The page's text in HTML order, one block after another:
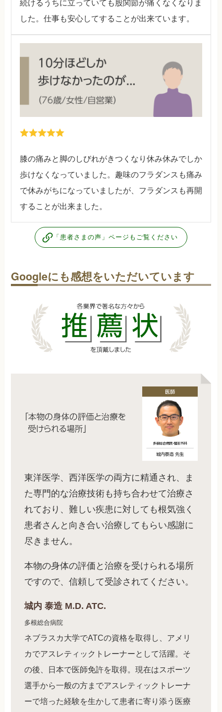
続けるうちに立っていても股関節が痛くなくなりま
した。仕事も安心してすることが出来ています。
膝の痛みと脚のしびれがきつくなり休み休みでしか
歩けなくなっていました。趣味のフラダンスも痛み
で休みがちになっていましたが、フラダンスも再開
することが出来ました。
「患者さまの声」ページもご覧ください
Googleにも感想をいただいています
東洋医学、西洋医学の両方に精通され、ま
た専門的な治療技術も持ち合わせて治療さ
れており、難しい疾患に対しても根気強く
患者さんと向き合い治療してもらい感謝に
尽きません。
本物の身体の評価と治療を受けられる場所
ですので、信頼して受診されてください。
城内 泰造 M.D. ATC.
多根総合病院
ネブラスカ大学でATCの資格を取得し、アメリ
カでアスレティックトレーナーとして活躍。そ
の後、日本で医師免許を取得。現在はスポーツ
選手から一般の方までアスレティックトレーナ
ーで培った経験を生かして患者に寄り添う医療